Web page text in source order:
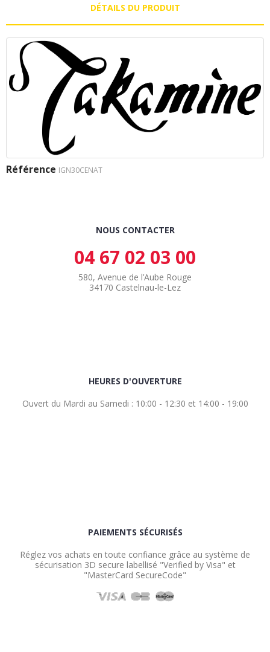
DÉTAILS DU PRODUIT
Référence IGN30CENAT
NOUS CONTACTER
04 67 02 03 00
580, Avenue de l’Aube Rouge
34170 Castelnau-le-Lez
HEURES D'OUVERTURE
Ouvert du Mardi au Samedi : 10:00 - 12:30 et 14:00 - 19:00
PAIEMENTS SÉCURISÉS
Réglez vos achats en toute confiance grâce au système de
sécurisation 3D secure labellisé "Verified by Visa" et
"MasterCard SecureCode"